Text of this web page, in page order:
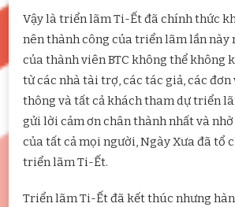
Vậy là triển lãm Ti-Ết đã chính thức
nên thành công của triển lãm lần này
của thành viên BTC không thể không
từ các nhà tài trợ, các tác giả, các
thông và tất cả khách tham dự triển
gửi lời cảm ơn chân thành nhất và
của tất cả mọi người, Ngày Xưa đã tổ
triển lãm Ti-Ết.
Triển lãm Ti-Ết đã kết thúc nhưng